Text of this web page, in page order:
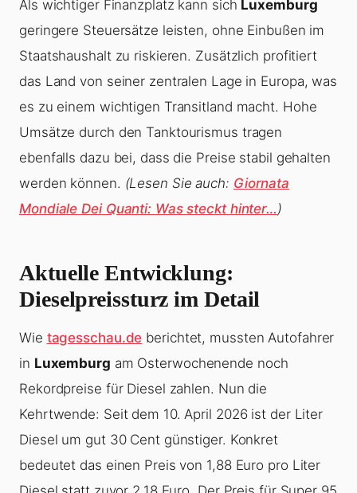
Als wichtiger Finanzplatz kann sich Luxemburg
geringere Steuersätze leisten, ohne Einbußen im
Staatshaushalt zu riskieren. Zusätzlich profitiert
das Land von seiner zentralen Lage in Europa, was
es zu einem wichtigen Transitland macht. Hohe
Umsätze durch den Tanktourismus tragen
ebenfalls dazu bei, dass die Preise stabil gehalten
werden können. (Lesen Sie auch: Giornata
Mondiale Dei Quanti: Was steckt hinter…)
Aktuelle Entwicklung:
Dieselpreissturz im Detail
Wie tagesschau.de berichtet, mussten Autofahrer
in Luxemburg am Osterwochenende noch
Rekordpreise für Diesel zahlen. Nun die
Kehrtwende: Seit dem 10. April 2026 ist der Liter
Diesel um gut 30 Cent günstiger. Konkret
bedeutet das einen Preis von 1,88 Euro pro Liter